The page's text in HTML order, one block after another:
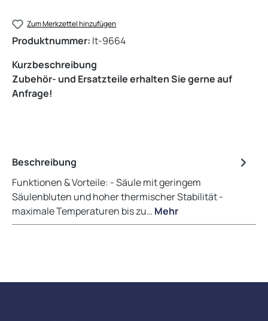
Zum Merkzettel hinzufügen
Produktnummer: lt-9664
Kurzbeschreibung
Zubehör- und Ersatzteile erhalten Sie gerne auf
Anfrage!
Beschreibung
Funktionen & Vorteile: - Säule mit geringem
Säulenbluten und hoher thermischer Stabilität -
maximale Temperaturen bis zu… Mehr